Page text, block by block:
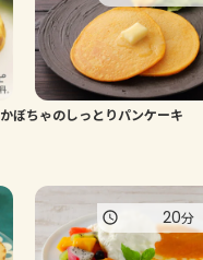
かぼちゃのしっとりパンケーキ
20分